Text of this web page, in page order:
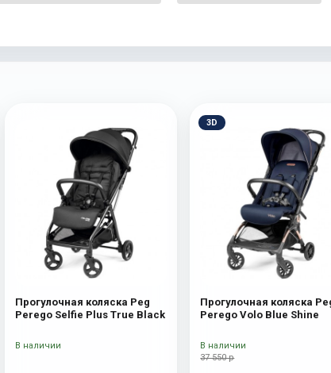
Прогулочная коляска Peg
Perego Selfie Plus True Black
В наличии
3D
Прогулочная коляска
Perego Volo Blue Shine
37 550 р
В наличии